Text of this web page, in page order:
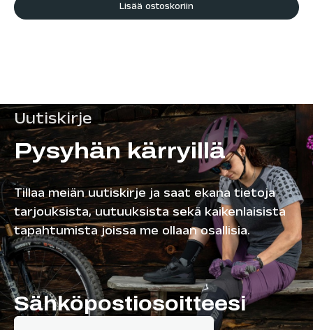
Lisää ostoskoriin
Uutiskirje
Pysyhän kärryillä
Tillaa meiän uutiskirje ja saat ekana tietoja
tarjouksista, uutuuksista sekä kaikenlaisista
tapahtumista joissa me ollaan osallisia.
Sähköpostiosoitteesi